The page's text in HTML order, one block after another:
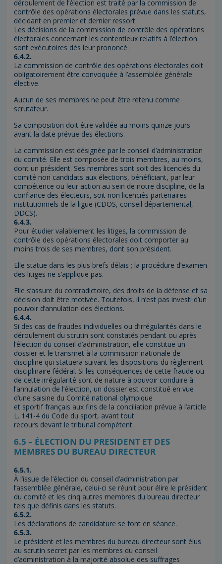
déroulement de l’élection est traité par la commission de
contrôle des opérations électorales prévue dans les statuts,
décidant en premier et dernier ressort.
Les décisions de la commission de contrôle des opérations
électorales concernant les contentieux relatifs à l’élection
sont exécutoires dès leur prononcé.
6.4.2.
La commission de contrôle des opérations électorales doit
obligatoirement être convoquée à l’assemblée générale
élective.
Aucun de ses membres ne peut être retenu comme
scrutateur.
Sa composition doit être validée au moins quinze jours
avant la date prévue des élections.
La commission est désignée par le conseil d’administration
du comité. Elle est composée de trois membres, au moins,
dont un président. Ses membres sont soit des licenciés du
comité non candidats aux élections, bénéficiant, par leur
compétence ou leur action au sein de notre discipline, de la
confiance des électeurs, soit non licenciés partenaires
institutionnels de la ligue (CDOS, conseil départemental,
DDCS).
6.4.3.
Pour étudier valablement les litiges, la commission de
contrôle des opérations électorales doit comporter au
moins trois de ses membres, dont son président.
Elle statue dans les plus brefs délais ; la procédure d’examen
des litiges ne s’applique pas.
Elle s’assure du contradictoire, des droits de la défense et sa
décision doit être motivée. Toutefois, il n’est pas investi d’un
pouvoir d’annulation des élections.
6.4.4.
Si des cas de fraudes individuelles ou d’irrégularités dans le
déroulement du scrutin sont constatés pendant ou après
l’élection du conseil d’administration, elle constitue un
dossier et le transmet à la commission nationale de
discipline qui statuera suivant les dispositions du règlement
disciplinaire fédéral. Si les conséquences de cette fraude ou
de cette irrégularité sont de nature à pouvoir conduire à
l’annulation de l’élection, un dossier est constitué en vue
d’une saisine du Comité national olympique
et sportif français aux fins de la conciliation prévue à l’article
L. 141-4 du Code du sport, avant tout
recours devant le tribunal compétent.
6.5 – ÉLECTION DU PRESIDENT ET DES
MEMBRES DU BUREAU DIRECTEUR
6.5.1.
À l’issue de l’élection du conseil d’administration par
l’assemblée générale, celui-ci se réunit pour élire le président
du comité et les cinq autres membres du bureau directeur
tels que définis dans les statuts.
6.5.2.
Les déclarations de candidature se font en séance.
6.5.3.
Le président et les membres du bureau directeur sont élus
au scrutin secret par les membres du conseil
d’administration à la majorité absolue des suffrages